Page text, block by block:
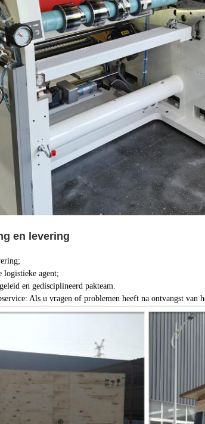
en levering
logistieke agent;
en gedisciplineerd pakteam.
Als u vragen of problemen heeft na ontvangst van